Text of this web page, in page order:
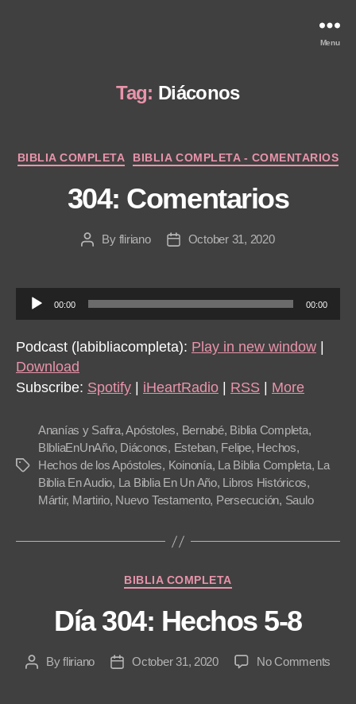
Menu
Tag: Diáconos
Categories
BIBLIA COMPLETA BIBLIA COMPLETA - COMENTARIOS
304: Comentarios
PostBy fliriano
PostOctober 31, 2020
u
d
i
o
y
00:00 00:00
Podcast (labibliacompleta): Play in new window
Download
Subscribe: Spotify iHeartRadio RSS More
Tags
Ananías y Safira,Apóstoles, Bernabé, Biblia Completa,
BIbliaEnUnAño, Diáconos, Esteban, Felipe, Hechos,
Hechos de los Apóstoles, Koinonía, La Biblia Completa, La
Biblia En Audio, La Biblia En Un Año, Libros Históricos,
Mártir, Martirio, Nuevo Testamento, Persecución, Saulo
Categories
BIBLIA COMPLETA
Día 304: Hechos 5-8
PostByfliriano
PostOctober 31, 2020 No Comments